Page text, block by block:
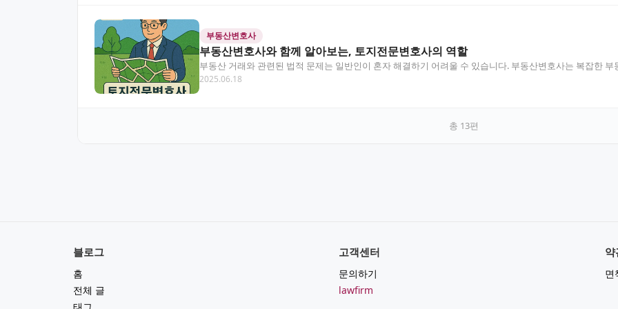
부동산변호사
부동산변호사와 함께 알아보는, 토지전문변호사의 역할
부동산 거래와 관련된 법적 문제는 일반인이 혼자 해결하기 어려울 수 있습니다. 부동산변호사는 복잡한
문적인 도움을 제공합니…
2025.06.18
총 13편
블로그
홈
전체 글
고객센터
문의하기
lawfirm
약
면